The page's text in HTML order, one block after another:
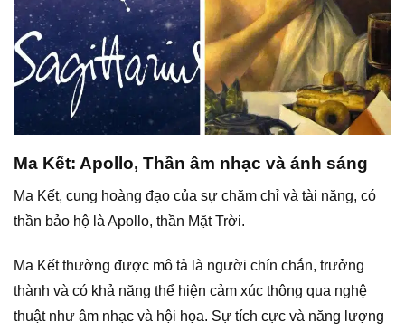
Ma Kết: Apollo, Thần âm nhạc và ánh sáng
Ma Kết, cung hoàng đạo của sự chăm chỉ và tài năng, có
thần bảo hộ là Apollo, thần Mặt Trời.
Ma Kết thường được mô tả là người chín chắn, trưởng
thành và có khả năng thể hiện cảm xúc thông qua nghệ
thuật như âm nhạc và hội họa. Sự tích cực và năng lượng